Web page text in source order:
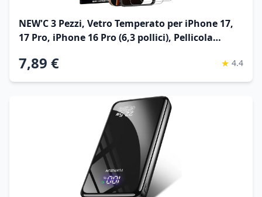
NEW'C 3 Pezzi, Vetro Temperato per iPhone 17,
17 Pro, iPhone 16 Pro (6,3 pollici), Pellicola
Trasparente HD - Strumento di installazione
facile incluso Global Recycled Standard
7,89 € ★ 4.4